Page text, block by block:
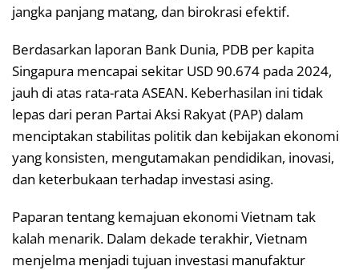
jangka panjang matang, dan birokrasi efektif.
Berdasarkan laporan Bank Dunia, PDB per kapita
Singapura mencapai sekitar USD 90.674 pada 2024,
jauh di atas rata-rata ASEAN. Keberhasilan ini tidak
lepas dari peran Partai Aksi Rakyat (PAP) dalam
menciptakan stabilitas politik dan kebijakan ekonomi
yang konsisten, mengutamakan pendidikan, inovasi,
dan keterbukaan terhadap investasi asing.
Paparan tentang kemajuan ekonomi Vietnam tak
kalah menarik. Dalam dekade terakhir, Vietnam
menjelma menjadi tujuan investasi manufaktur